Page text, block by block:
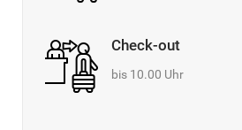
Check-out
bis 10.00 Uhr